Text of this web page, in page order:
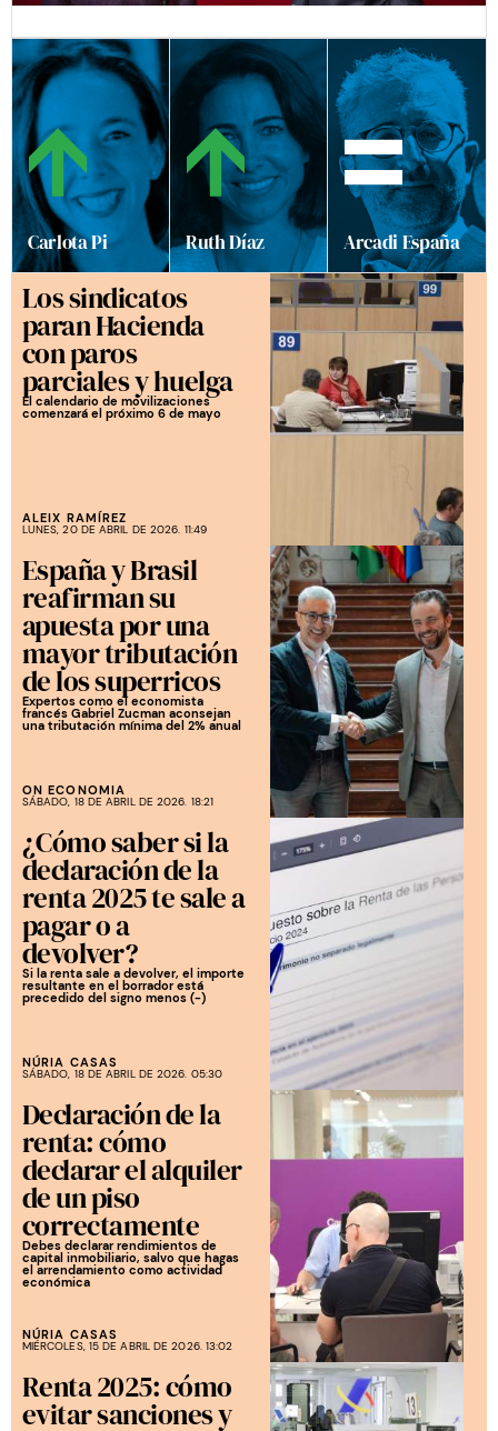
Carlota Pi Ruth Díaz Arcadi España
Los sindicatos
paran Hacienda
con paros
parciales y huelga
El calendario de movilizaciones
comenzará el próximo 6 de mayo
ALEIX RAMÍREZ
LUNES, 20 DE ABRIL DE 2026. 11:49
España y Brasil
reafirman su
apuesta por una
mayor tributación
de los superricos
Expertos como el economista
francés Gabriel Zucman aconsejan
una tributación mínima del 2% anual
ON ECONOMIA
SÁBADO, 18 DE ABRIL DE 2026. 18:21
¿Cómo saber si la
declaración de la
renta 2025 te sale a
pagar o a
devolver?
Si la renta sale a devolver, el importe
resultante en el borrador está
precedido del signo menos (-)
NÚRIA CASAS
SÁBADO, 18 DE ABRIL DE 2026. 05:30
Declaración de la
renta: cómo
declarar el alquiler
de un piso
correctamente
Debes declarar rendimientos de
capital inmobiliario, salvo que hagas
el arrendamiento como actividad
económica
NÚRIA CASAS
MIÉRCOLES, 15 DE ABRIL DE 2026. 13:02
Renta 2025: cómo
evitar sanciones y